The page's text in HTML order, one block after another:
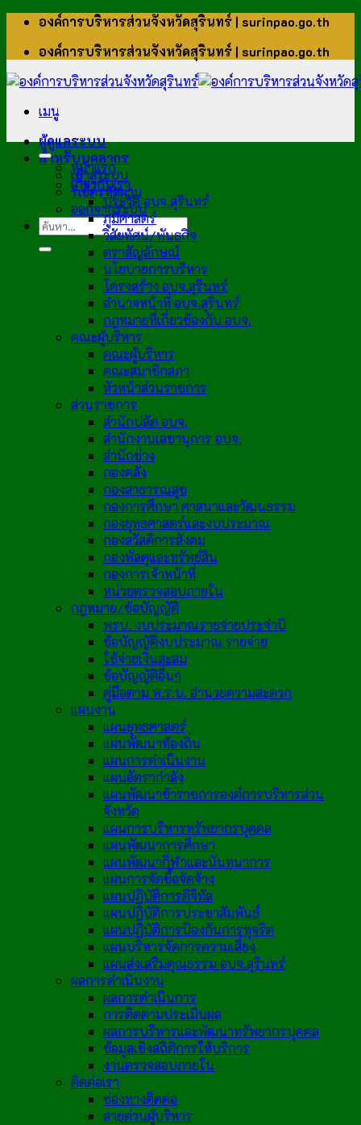
ข้าม
เนื้อหา
องค์การบริหารส่วนจังหวัดสุรินทร์ | surinpao.go.th
องค์การบริหารส่วนจังหวัดสุรินทร์ | surinpao.go.th
เมนู
ผู้ดูแลระบบ
สำหรับบุคลากร
เข้าสู่ระบบ
รีเซ็ตรหัสผ่าน
ออกจากระบบ
หน้าแรก
เกี่ยวกับเรา
ประวัติ อบจ.สุรินทร์
ภูมิศาสตร์
วิสัยทัศน์/พันธกิจ
ตราสัญลักษณ์
นโยบายการบริหาร
โครงสร้าง อบจ.สุรินทร์
อำนาจหน้าที่ อบจ.สุรินทร์
กฎหมายที่เกี่ยวข้องกับ อบจ.
คณะผู้บริหาร
คณะผู้บริหาร
คณะสมาชิกสภา
หัวหน้าส่วนราชการ
ส่วนราชการ
สำนักปลัด อบจ.
สำนักงานเลขานุการ อบจ.
สำนักช่าง
กองคลัง
กองสาธารณสุข
กองการศึกษา ศาสนาและวัฒนธรรม
กองยุทธศาสตร์และงบประมาณ
กองสวัสดิการสังคม
กองพัสดุและทรัพย์สิน
กองการเจ้าหน้าที่
หน่วยตรวจสอบภายใน
กฎหมาย/ข้อบัญญัติ
พรบ. งบประมาณรายจ่ายประจำปี
ข้อบัญญัติงบประมาณ รายจ่าย
ใช้จ่ายเงินสะสม
ข้อบัญญัติอื่นๆ
คู่มือตาม พ.ร.บ. อำนวยความสะดวก
แผนงาน
แผนยุทธศาสตร์
แผนพัฒนาท้องถิ่น
แผนการดำเนินงาน
แผนอัตรากำลัง
แผนพัฒนาข้าราชการองค์การบริหารส่วน
จังหวัด
แผนการบริหารทรัพยากรบุคคล
แผนพัฒนาการศึกษา
แผนพัฒนากีฬาและนันทนาการ
แผนการจัดซื้อจัดจ้าง
แผนปฏิบัติการดิจิทัล
แผนปฏิบัติการประชาสัมพันธ์
แผนปฏิบัติการป้องกันการทุจริต
แผนบริหารจัดการความเสี่ยง
แผนส่งเสริมคุณธรรม อบจ.สุรินทร์
ผลการดำเนินงาน
ผลการดำเนินการ
การติดตามประเมินผล
ผลการบริหารและพัฒนาทรัพยากรบุคคล
ข้อมูลเชิงสถิติการให้บริการ
งานตรวจสอบภายใน
ติดต่อเรา
ช่องทางติดต่อ
สายด่วนผู้บริหาร